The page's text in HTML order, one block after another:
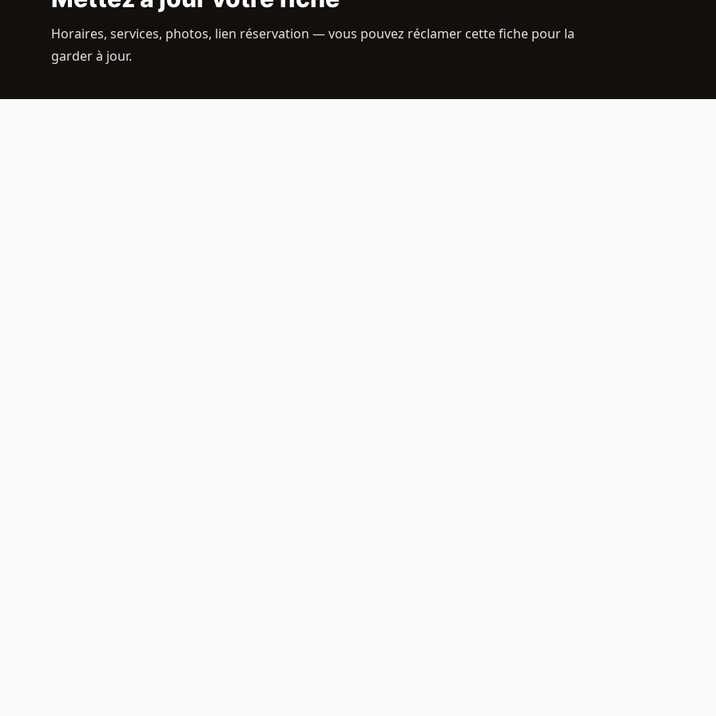
Horaires, services, photos, lien réservation — vous pouvez réclamer cette fiche pour la
garder à jour.